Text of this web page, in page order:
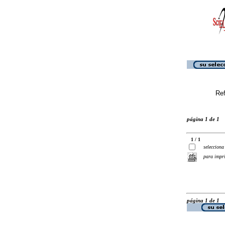
página 1 de 1
1 / 1
selecciona
para
página 1 de 1